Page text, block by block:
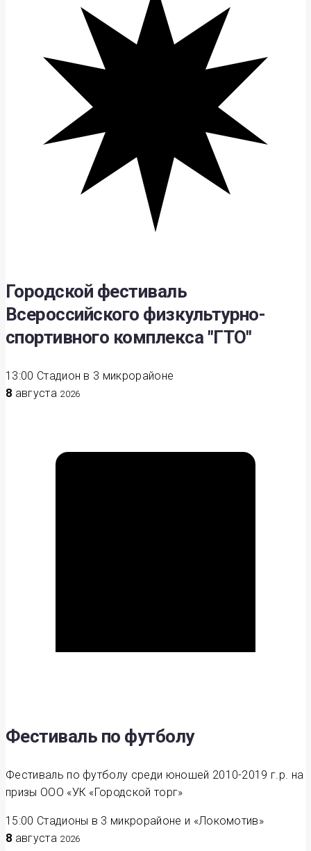
Городской фестиваль
Всероссийского физкультурно-
спортивного комплекса "ГТО"
13:00 Стадион в 3 микрорайоне
8 августа 2026
Фестиваль по футболу
Фестиваль по футболу среди юношей 2010-2019 г.р. на
призы ООО «УК «Городской торг»
15:00 Стадионы в 3 микрорайоне и «Локомотив»
8 августа 2026